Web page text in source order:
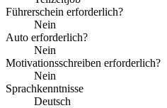
Führerschein erforderlich?
Nein
Auto erforderlich?
Nein
Motivationsschreiben erforderlich?
Nein
Sprachkenntnisse
Deutsch